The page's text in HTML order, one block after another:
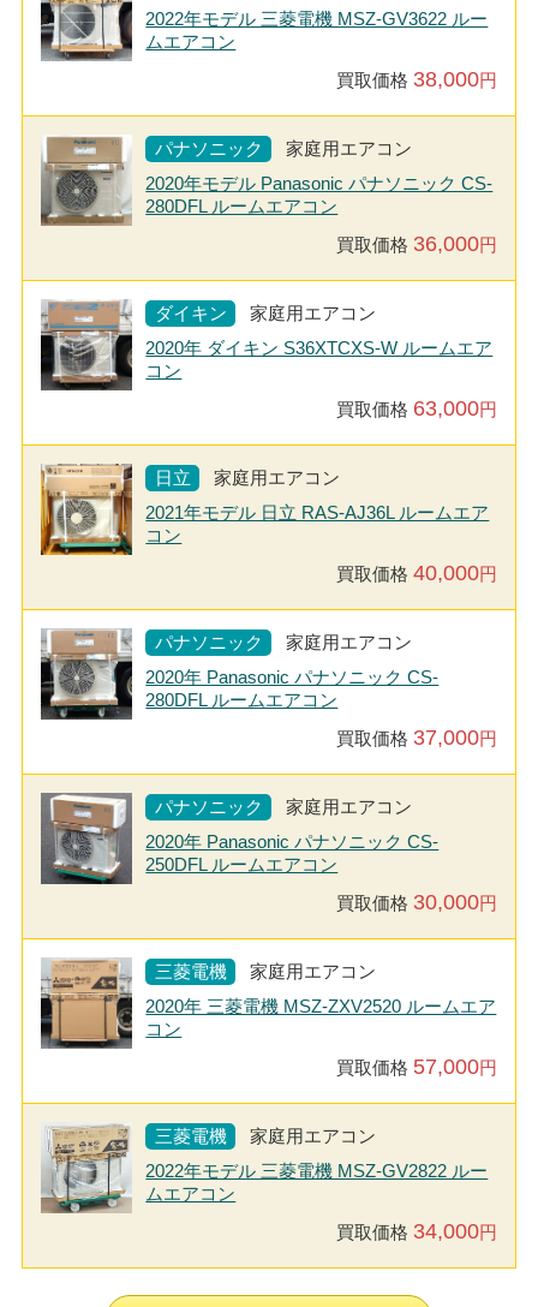
2022年モデル 三菱電機 MSZ-GV3622 ルー
ムエアコン
買取価格 38,000円
パナソニック
家庭用エアコン
2020年モデル Panasonic パナソニック CS-
280DFL ルームエアコン
買取価格 36,000円
ダイキン
家庭用エアコン
2020年 ダイキン S36XTCXS-W ルームエア
コン
買取価格 63,000円
日立
家庭用エアコン
2021年モデル 日立 RAS-AJ36L ルームエア
コン
買取価格40,000円
パナソニック
家庭用エアコン
2020年 Panasonic パナソニック CS-
280DFL ルームエアコン
買取価格 37,000円
パナソニック
家庭用エアコン
2020年 Panasonic パナソニック CS-
250DFL ルームエアコン
買取価格 30,000円
三菱電機
家庭用エアコン
2020年 三菱電機 MSZ-ZXV2520 ルームエア
コン
買取価格 57,000円
三菱電機
家庭用エアコン
2022年モデル 三菱電機 MSZ-GV2822 ルー
ムエアコン
買取価格 34,000円